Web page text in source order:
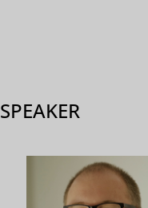
SPEAKER